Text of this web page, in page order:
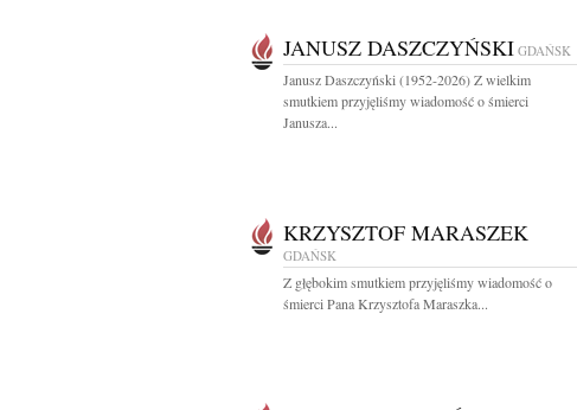
JANUSZ DASZCZYŃSKI GDAŃSK
Janusz Daszczyński (1952-2026) Z wielkim
smutkiem przyjęliśmy wiadomość o śmierci
Janusza...
KRZYSZTOF MARASZEK
GDAŃSK
Z głębokim smutkiem przyjęliśmy wiadomość o
śmierci Pana Krzysztofa Maraszka...